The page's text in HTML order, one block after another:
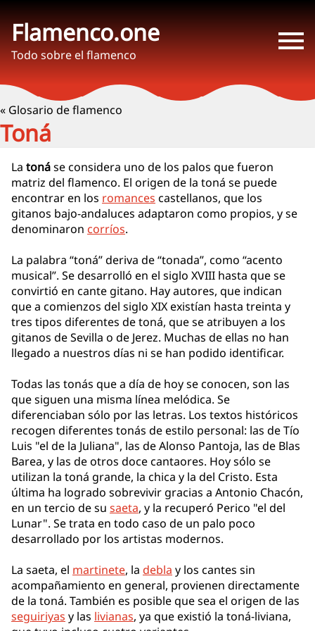
Flamenco.one
Todo sobre el flamenco
« Glosario de flamenco
Toná
La tonáse considera uno de los palos que fueron
matriz del flamenco. El origen de la toná se puede
encontrar en los romances castellanos, que los
gitanos bajo-andaluces adaptaron como propios, y se
denominaron corríos.
La palabra “toná” deriva de “tonada”, como “acento
musical”. Se desarrolló en el siglo XVIII hasta que se
convirtió en cante gitano. Hay autores, que indican
que a comienzos del siglo XIX existían hasta treinta y
tres tipos diferentes de toná, que se atribuyen a los
gitanos de Sevilla o de Jerez. Muchas de ellas no han
llegado a nuestros días ni se han podido identificar.
Todas las tonás que a día de hoy se conocen, son las
que siguen una misma línea melódica. Se
diferenciaban sólo por las letras. Los textos históricos
recogen diferentes tonás de estilo personal: las de Tío
Luis "el de la Juliana", las de Alonso Pantoja, las de Blas
Barea, y las de otros doce cantaores. Hoy sólo se
utilizan la toná grande, la chica y la del Cristo. Esta
última ha logrado sobrevivir gracias a Antonio Chacón,
en un tercio de su saeta, y la recuperó Perico "el del
Lunar". Se trata en todo caso de un palo poco
desarrollado por los artistas modernos.
La saeta, el martinete, la debla y los cantes sin
acompañamiento en general, provienen directamente
de la toná. También es posible que sea el origen de las
seguiriyas y las livianas, ya que existió la toná-liviana,